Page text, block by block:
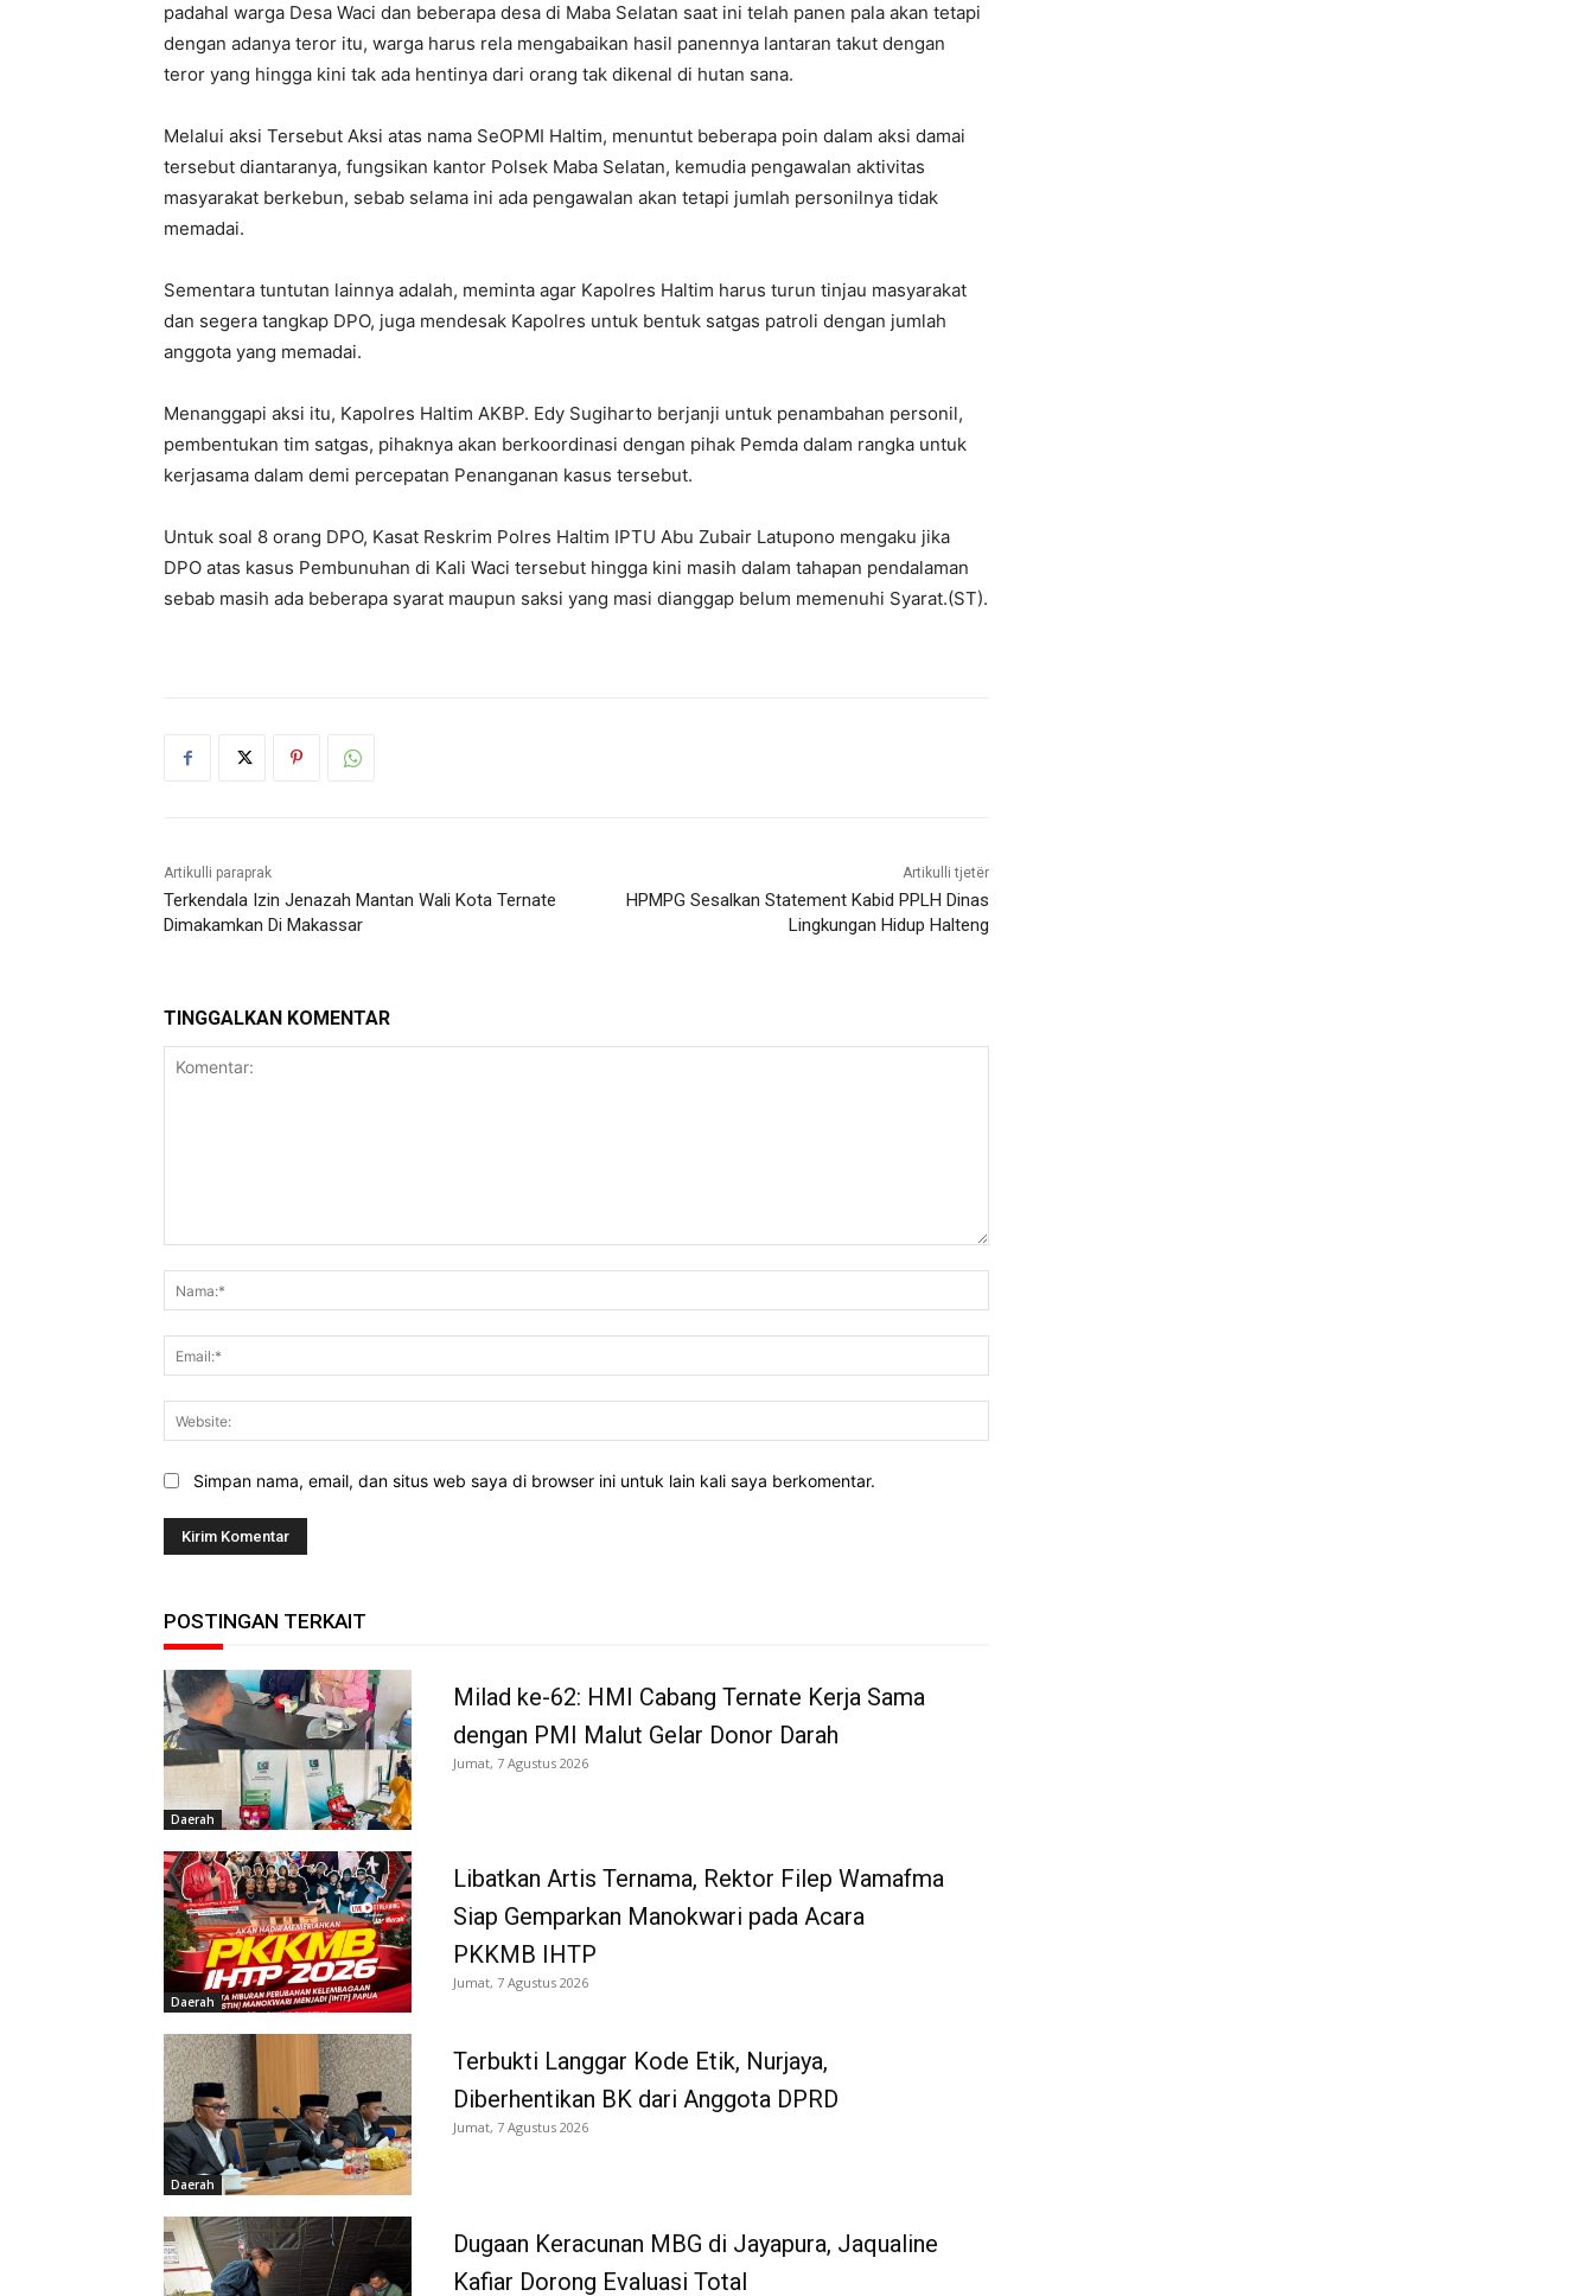
padahal warga Desa Waci dan beberapa desa di Maba Selatan saat ini telah panen pala akan tetapi
dengan adanya teror itu, warga harus rela mengabaikan hasil panennya lantaran takut dengan
teror yang hingga kini tak ada hentinya dari orang tak dikenal di hutan sana.
Melalui aksi Tersebut Aksi atas nama SeOPMI Haltim, menuntut beberapa poin dalam aksi damai
tersebut diantaranya, fungsikan kantor Polsek Maba Selatan, kemudia pengawalan aktivitas
masyarakat berkebun, sebab selama ini ada pengawalan akan tetapi jumlah personilnya tidak
memadai.
Sementara tuntutan lainnya adalah, meminta agar Kapolres Haltim harus turun tinjau masyarakat
dan segera tangkap DPO, juga mendesak Kapolres untuk bentuk satgas patroli dengan jumlah
anggota yang memadai.
Menanggapi aksi itu, Kapolres Haltim AKBP. Edy Sugiharto berjanji untuk penambahan personil,
pembentukan tim satgas, pihaknya akan berkoordinasi dengan pihak Pemda dalam rangka untuk
kerjasama dalam demi percepatan Penanganan kasus tersebut.
Untuk soal 8 orang DPO, Kasat Reskrim Polres Haltim IPTU Abu Zubair Latupono mengaku jika
DPO atas kasus Pembunuhan di Kali Waci tersebut hingga kini masih dalam tahapan pendalaman
sebab masih ada beberapa syarat maupun saksi yang masi dianggap belum memenuhi Syarat.(ST).
Artikulli paraprak
Terkendala Izin Jenazah Mantan Wali Kota Ternate
Dimakamkan Di Makassar
Artikulli tjetër
HPMPG Sesalkan Statement Kabid PPLH Dinas
Lingkungan Hidup Halteng
TINGGALKAN KOMENTAR
Simpan nama, email, dan situs web saya di browser ini untuk lain kali saya berkomentar.
POSTINGAN TERKAIT
Daerah
Milad ke-62: HMI Cabang Ternate Kerja Sama
dengan PMI Malut Gelar Donor Darah
Jumat, 7 Agustus 2026
Daerah
Libatkan Artis Ternama, Rektor Filep Wamafma
Siap Gemparkan Manokwari pada Acara
PKKMB IHTP
Jumat, 7 Agustus 2026
Daerah
Terbukti Langgar Kode Etik, Nurjaya,
Diberhentikan BK dari Anggota DPRD
Jumat, 7 Agustus 2026
Dugaan Keracunan MBG di Jayapura, Jaqualine
Kafiar Dorong Evaluasi Total